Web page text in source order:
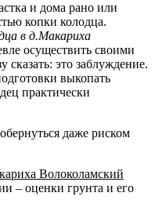
и дома рано или
копки колодца.
в д.Макариха
осуществить своими
это заблуждение.
выкопать
практически
даже риском
Волоколамский
– оценки грунта и его